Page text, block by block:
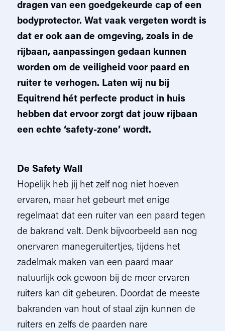
dragen van een goedgekeurde cap of een
bodyprotector. Wat vaak vergeten wordt is
dat er ook aan de omgeving, zoals in de
rijbaan, aanpassingen gedaan kunnen
worden om de veiligheid voor paard en
ruiter te verhogen. Laten wij nu bij
Equitrend hét perfecte product in huis
hebben dat ervoor zorgt dat jouw rijbaan
een echte ‘safety-zone’ wordt.
De Safety Wall
Hopelijk heb jij het zelf nog niet hoeven
ervaren, maar het gebeurt met enige
regelmaat dat een ruiter van een paard tegen
de bakrand valt. Denk bijvoorbeeld aan nog
onervaren manegeruitertjes, tijdens het
zadelmak maken van een paard maar
natuurlijk ook gewoon bij de meer ervaren
ruiters kan dit gebeuren. Doordat de meeste
bakranden van hout of staal zijn kunnen de
ruiters en zelfs de paarden nare